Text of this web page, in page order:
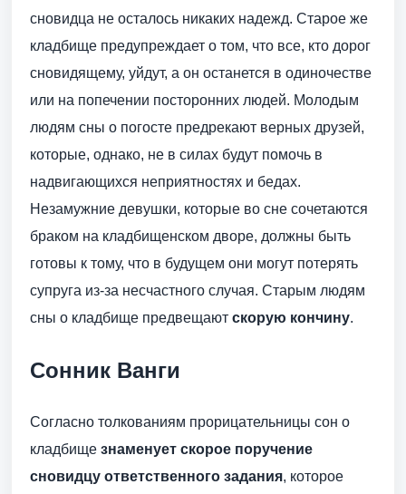
сновидца не осталось никаких надежд. Старое же
кладбище предупреждает о том, что все, кто дорог
сновидящему, уйдут, а он останется в одиночестве
или на попечении посторонних людей. Молодым
людям сны о погосте предрекают верных друзей,
которые, однако, не в силах будут помочь в
надвигающихся неприятностях и бедах.
Незамужние девушки, которые во сне сочетаются
браком на кладбищенском дворе, должны быть
готовы к тому, что в будущем они могут потерять
супруга из-за несчастного случая. Старым людям
сны о кладбище предвещают скорую кончину.
Сонник Ванги
Согласно толкованиям прорицательницы сон о
кладбище знаменует скорое поручение
сновидцу ответственного задания, которое